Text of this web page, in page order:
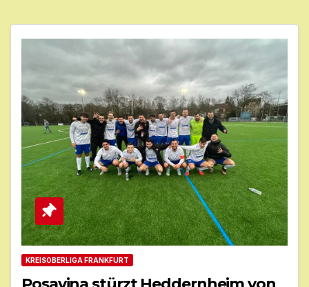
KREISOBERLIGA FRANKFURT